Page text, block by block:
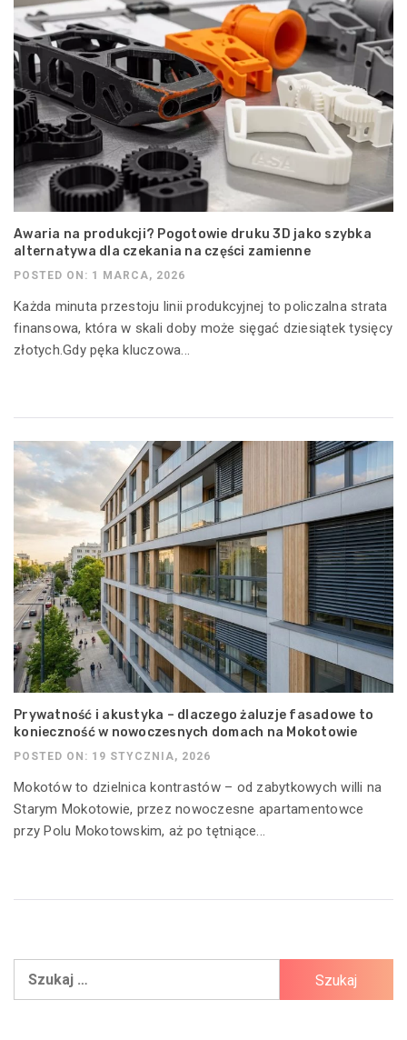
Awaria na produkcji? Pogotowie druku 3D jako szybka
alternatywa dla czekania na części zamienne
POSTED ON: 1 MARCA, 2026
Każda minuta przestoju linii produkcyjnej to policzalna strata
finansowa, która w skali doby może sięgać dziesiątek tysięcy
złotych.Gdy pęka kluczowa...
Prywatność i akustyka – dlaczego żaluzje fasadowe to
konieczność w nowoczesnych domach na Mokotowie
POSTED ON: 19 STYCZNIA, 2026
Mokotów to dzielnica kontrastów – od zabytkowych willi na
Starym Mokotowie, przez nowoczesne apartamentowce
przy Polu Mokotowskim, aż po tętniące...
Szukaj: